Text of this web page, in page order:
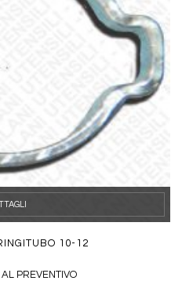
10-12
PREVENTIVO